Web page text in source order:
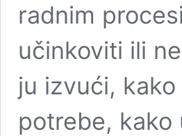
radnim
učinkoviti ili
ju izvući,
potrebe,